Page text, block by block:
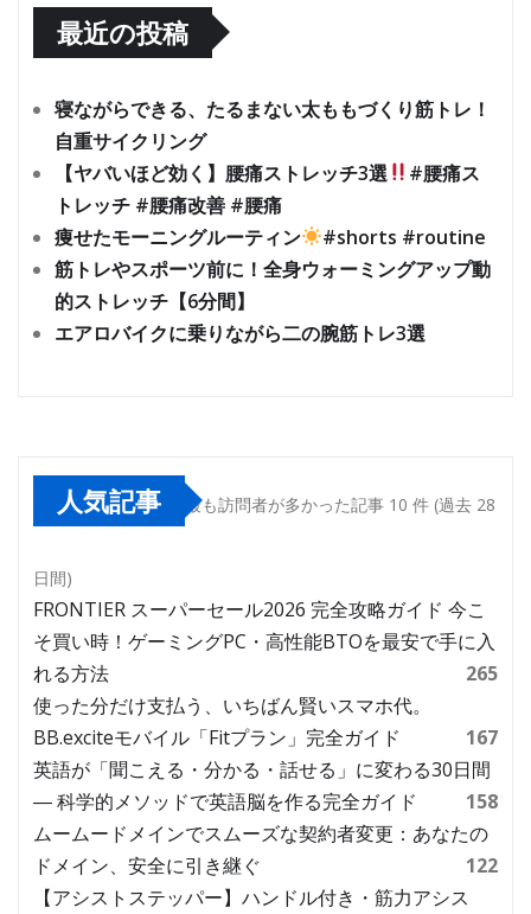
最近の投稿
寝ながらできる、たるまない太ももづくり筋トレ！
自重サイクリング
【ヤバいほど効く】腰痛ストレッチ3選
#腰痛ス
トレッチ #腰痛改善 #腰痛
痩せたモーニングルーティン
#shorts #routine
筋トレやスポーツ前に！全身ウォーミングアップ動
的ストレッチ【6分間】
エアロバイクに乗りながら二の腕筋トレ3選
人気記事 最も訪問者が多かった記事 10 件 (過去 28
日間)
FRONTIER スーパーセール2026 完全攻略ガイド 今こ
そ買い時！ゲーミングPC・高性能BTOを最安で手に入
れる方法
265
使った分だけ支払う、いちばん賢いスマホ代。
BB.exciteモバイル「Fitプラン」完全ガイド
167
英語が「聞こえる・分かる・話せる」に変わる30日間
― 科学的メソッドで英語脳を作る完全ガイド
158
ムームードメインでスムーズな契約者変更：あなたの
ドメイン、安全に引き継ぐ
122
【アシストステッパー】ハンドル付き・筋力アシス